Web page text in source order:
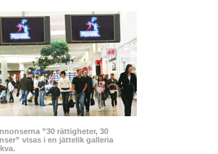
”30 rättigheter, 30
visas i en jättelik galleria